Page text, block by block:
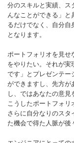
分のスキルと実績、ス
んなことができる」と
るだけでなく、自分
となります。
ポートフォリオを見せ
をやりたい。それが実
です」とプレゼンテー
ができますし、先方が
し、ではあなたの意見
こうしたポートフォ
さらに自分なりのスタ
た機会で得た人脈が後